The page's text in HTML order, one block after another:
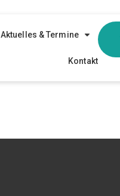
Aktuelles & Termine
Kontakt